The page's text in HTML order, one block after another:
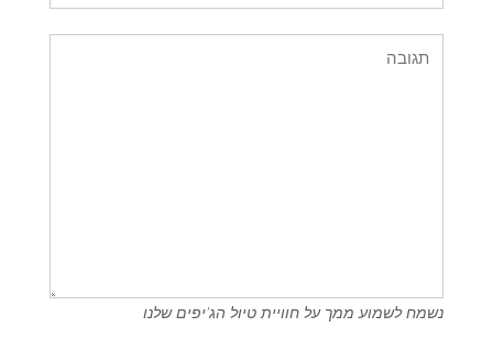
נשמח לשמוע ממך על חוויית טיול הג'יפים שלנו